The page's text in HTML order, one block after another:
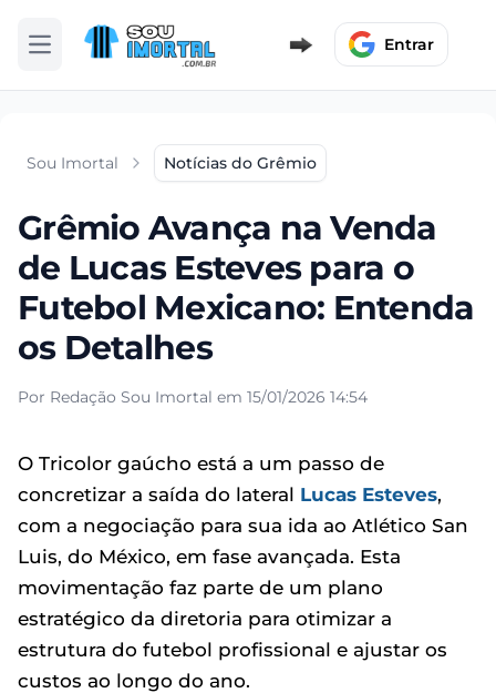
Abrir menu Entrar
Sou Imortal Notícias do Grêmio
Grêmio Avança na Venda
de Lucas Esteves para o
Futebol Mexicano: Entenda
os Detalhes
Por Redação Sou Imortal em 15/01/2026 14:54
O Tricolor gaúcho está a um passo de
concretizar a saída do lateral Lucas Esteves,
com a negociação para sua ida ao Atlético San
Luis, do México, em fase avançada. Esta
movimentação faz parte de um plano
estratégico da diretoria para otimizar a
estrutura do futebol profissional e ajustar os
custos ao longo do ano.